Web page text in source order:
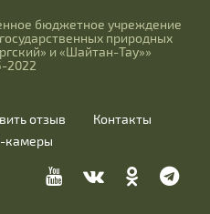
бюджетное учреждение
природных
и «Шайтан-Тау»»
2022
отзыв
Контакты
камеры